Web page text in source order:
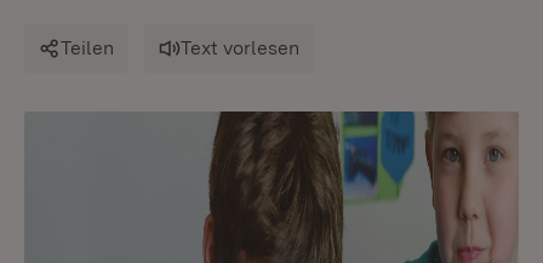
Teilen Text vorlesen